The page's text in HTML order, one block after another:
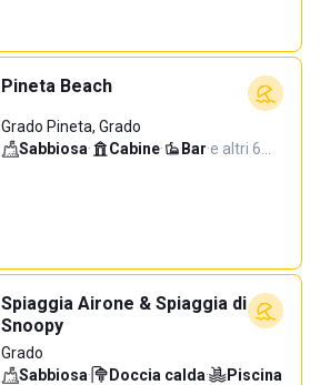
Pineta Beach
Grado Pineta, Grado
Sabbiosa· Cabine· Bar·e altri 6…
Spiaggia Airone & Spiaggia di
Snoopy
Grado
Sabbiosa· Doccia calda·
Piscina